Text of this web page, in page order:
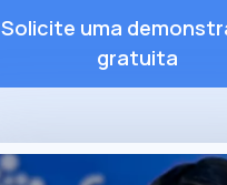
Solicite uma
gratuita